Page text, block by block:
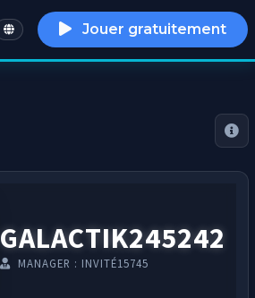
English Jouer gratuitement
GALACTIK245242
MANAGER : INVITÉ15745